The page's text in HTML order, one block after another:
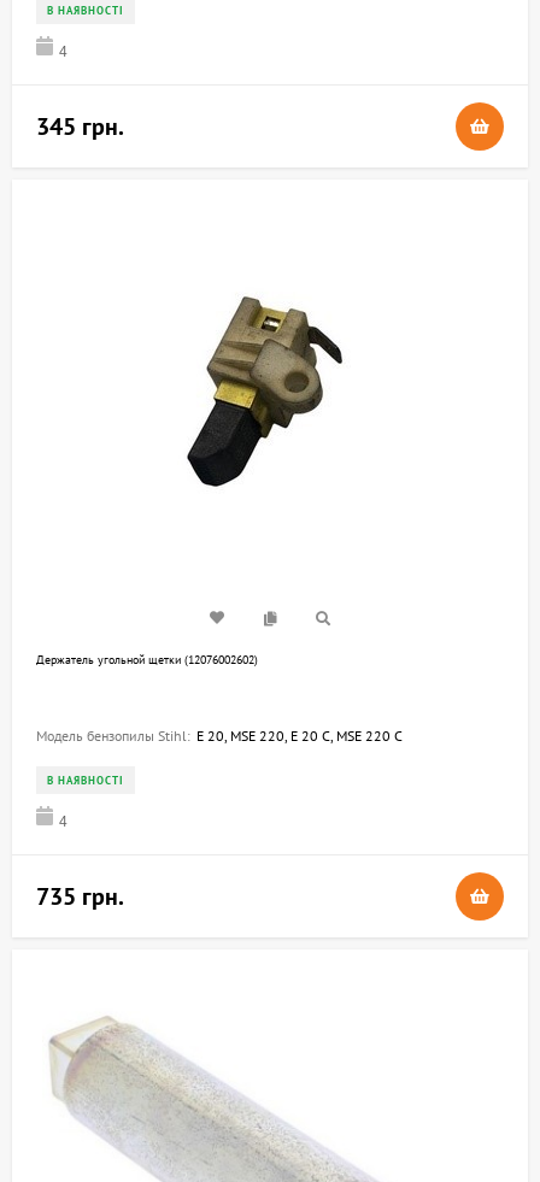
В НАЯВНОСТІ
4
345 грн.
Держатель угольной щетки (12076002602)
Модель бензопилы Stihl: E 20, MSE 220, E 20 C, MSE 220 C
В НАЯВНОСТІ
4
735 грн.